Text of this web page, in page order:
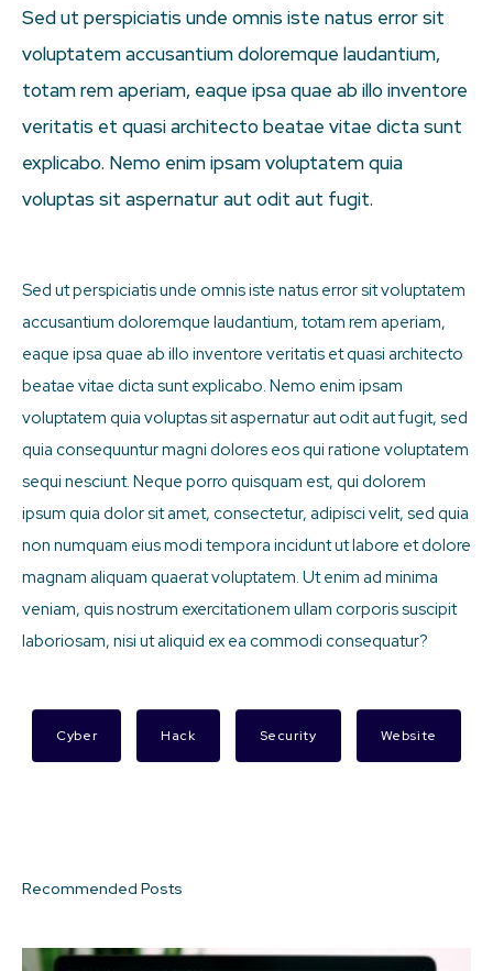
Sed ut perspiciatis unde omnis iste natus error sit
voluptatem accusantium doloremque laudantium,
totam rem aperiam, eaque ipsa quae ab illo inventore
veritatis et quasi architecto beatae vitae dicta sunt
explicabo. Nemo enim ipsam voluptatem quia
voluptas sit aspernatur aut odit aut fugit.
Sed ut perspiciatis unde omnis iste natus error sit voluptatem
accusantium doloremque laudantium, totam rem aperiam,
eaque ipsa quae ab illo inventore veritatis et quasi architecto
beatae vitae dicta sunt explicabo. Nemo enim ipsam
voluptatem quia voluptas sit aspernatur aut odit aut fugit, sed
quia consequuntur magni dolores eos qui ratione voluptatem
sequi nesciunt. Neque porro quisquam est, qui dolorem
ipsum quia dolor sit amet, consectetur, adipisci velit, sed quia
non numquam eius modi tempora incidunt ut labore et dolore
magnam aliquam quaerat voluptatem. Ut enim ad minima
veniam, quis nostrum exercitationem ullam corporis suscipit
laboriosam, nisi ut aliquid ex ea commodi consequatur?
Cyber Hack Security Website
Recommended Posts